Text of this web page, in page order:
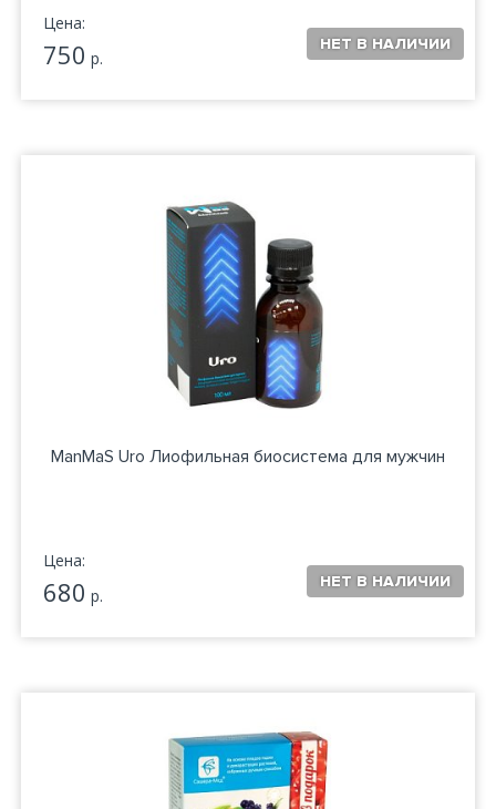
Цена:
750 р.
ManMaS Uro Лиофильная биосистема для мужчин
Цена:
680 р.